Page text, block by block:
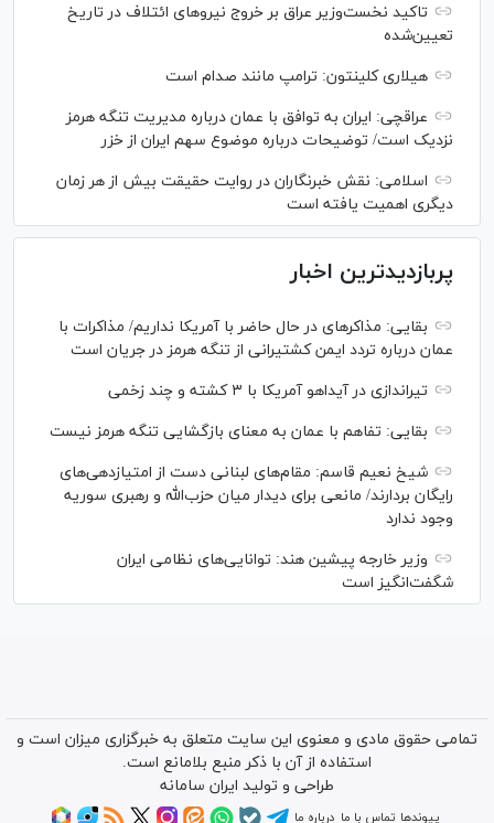
تاکید نخست‌وزیر عراق بر خروج نیروهای ائتلاف در تاریخ
تعیین‌شده
هیلاری کلینتون: ترامپ مانند صدام است
عراقچی: ایران به توافق با عمان درباره مدیریت تنگه هرمز
نزدیک است/ توضیحات درباره موضوع سهم ایران از خزر
اسلامی: نقش خبرنگاران در روایت حقیقت بیش از هر زمان
دیگری اهمیت یافته است
پربازدیدترین اخبار
بقایی: مذاکره‎ای در حال حاضر با آمریکا نداریم/ مذاکرات با
عمان درباره تردد ایمن کشتیرانی از تنگه هرمز در جریان است
تیراندازی در آیداهو آمریکا با ۳ کشته و چند زخمی
بقایی: تفاهم با عمان به معنای بازگشایی تنگه هرمز نیست
شیخ نعیم قاسم: مقام‌های لبنانی دست از امتیازدهی‌های
رایگان بردارند/ مانعی برای دیدار میان حزب‌الله و رهبری سوریه
وجود ندارد
وزیر خارجه پیشین هند: توانایی‌های نظامی ایران
شگفت‌انگیز است
تمامی حقوق مادی و معنوی این سایت متعلق به خبرگزاری میزان است و
استفاده از آن با ذکر منبع بلامانع است.
طراحی و تولید ایران سامانه
پیوندها تماس با ما درباره ما